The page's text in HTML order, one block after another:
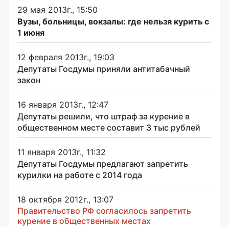
29 мая 2013г., 15:50
Вузы, больницы, вокзалы: где нельзя курить с
1 июня
12 февраля 2013г., 19:03
Депутаты Госдумы приняли антитабачный
закон
16 января 2013г., 12:47
Депутаты решили, что штраф за курение в
общественном месте составит 3 тыс рублей
11 января 2013г., 11:32
Депутаты Госдумы предлагают запретить
курилки на работе с 2014 года
18 октября 2012г., 13:07
Правительство РФ согласилось запретить
курение в общественных местах